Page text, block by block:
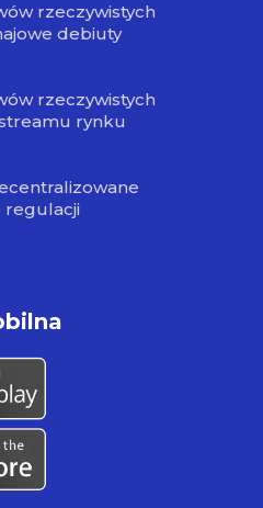
rzeczywistych
debiuty
rzeczywistych
rynku
regulacji